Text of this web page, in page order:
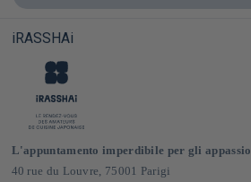
iRASSHAi
L'appuntamento imperdibile per gli
40 rue du Louvre, 75001 Parigi